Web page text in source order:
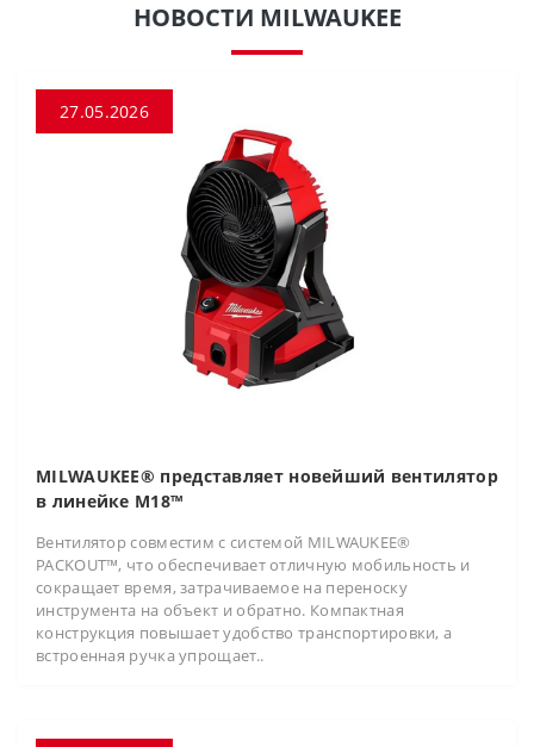
НОВОСТИ MILWAUKEE
27.05.2026
MILWAUKEE® представляет новейший вентилятор
в линейке M18™
Вентилятор совместим с системой MILWAUKEE®
PACKOUT™, что обеспечивает отличную мобильность и
сокращает время, затрачиваемое на переноску
инструмента на объект и обратно. Компактная
конструкция повышает удобство транспортировки, а
встроенная ручка упрощает..